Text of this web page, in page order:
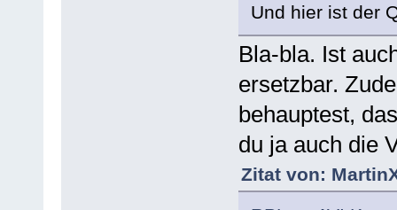
Und hier ist der
Bla-bla. Ist
ersetzbar.
behauptest,
du ja auch die
Zitat von: